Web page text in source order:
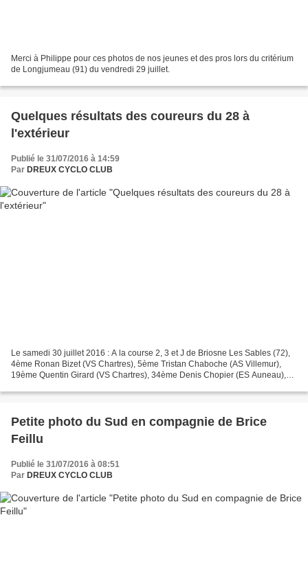
Merci à Philippe pour ces photos de nos jeunes et des pros lors du critérium
de Longjumeau (91) du vendredi 29 juillet.
Quelques résultats des coureurs du 28 à
l'extérieur
Publié le 31/07/2016 à 14:59
Par DREUX CYCLO CLUB
Le samedi 30 juillet 2016 : A la course 2, 3 et J de Briosne Les Sables (72),
4ème Ronan Bizet (VS Chartres), 5ème Tristan Chaboche (AS Villemur),
19ème Quentin Girard (VS Chartres), 34ème Denis Chopier (ES Auneau),
Petite photo du Sud en compagnie de Brice
Feillu
Publié le 31/07/2016 à 08:51
Par DREUX CYCLO CLUB